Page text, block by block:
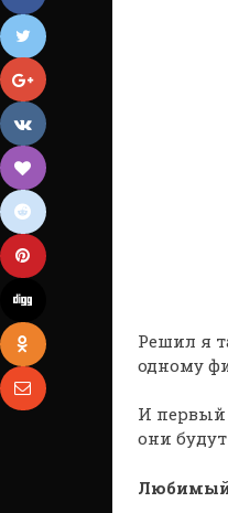
Решил я
одному
И первый
они
Любимый